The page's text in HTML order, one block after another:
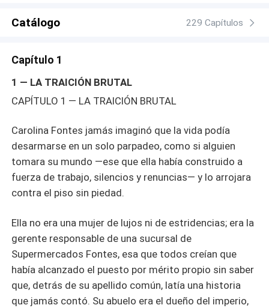
hombre que la sostuvo cuando todo se rompía, el que
comparte su vida. Y cuando su hijo nace en medio del
caos —heredero de un imperio y también de la
Carolina deberá decidir en quién confiar… antes de que
que no necesitan ser vistos… pero sí elegidos.
Catálogo 229 Capítulos
Capítulo 1
1 — LA TRAICIÓN BRUTAL
CAPÍTULO 1 — LA TRAICIÓN BRUTAL
Carolina Fontes jamás imaginó que la vida podía
desarmarse en un solo parpadeo, como si alguien
tomara su mundo —ese que ella había construido a
fuerza de trabajo, silencios y renuncias— y lo arrojara
contra el piso sin piedad.
Ella no era una mujer de lujos ni de estridencias; era la
gerente responsable de una sucursal de
Supermercados Fontes, esa que todos creían que
había alcanzado el puesto por mérito propio sin saber
que, detrás de su apellido común, latía una historia
que jamás contó. Su abuelo era el dueño del imperio,